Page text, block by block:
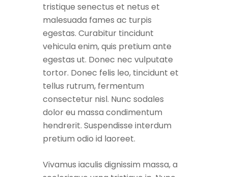
tristique senectus et netus et
malesuada fames ac turpis
egestas. Curabitur tincidunt
vehicula enim, quis pretium ante
egestas ut. Donec nec vulputate
tortor. Donec felis leo, tincidunt et
tellus rutrum, fermentum
consectetur nisl. Nunc sodales
dolor eu massa condimentum
hendrerit. Suspendisse interdum
pretium odio id laoreet.
Vivamus iaculis dignissim massa, a